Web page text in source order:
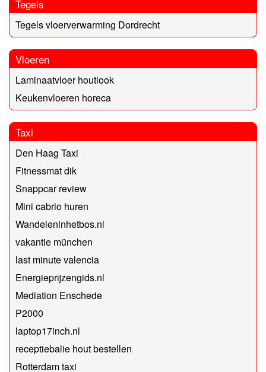
Tegels
Tegels vloerverwarming Dordrecht
Vloeren
Laminaatvloer houtlook
Keukenvloeren horeca
Taxi
Den Haag Taxi
Fitnessmat dik
Snappcar review
Mini cabrio huren
Wandeleninhetbos.nl
vakantie münchen
last minute valencia
Energieprijzengids.nl
Mediation Enschede
P2000
laptop17inch.nl
receptiebalie hout bestellen
Rotterdam taxi